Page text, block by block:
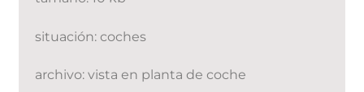
situación: coches
archivo: vista en planta de coche